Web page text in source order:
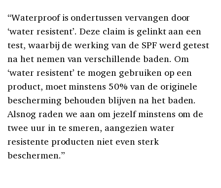
“Waterproof is ondertussen vervangen door
‘water resistent’. Deze claim is gelinkt aan een
test, waarbij de werking van de SPF werd getest
na het nemen van verschillende baden. Om
‘water resistent’ te mogen gebruiken op een
product, moet minstens 50% van de originele
bescherming behouden blijven na het baden.
Alsnog raden we aan om jezelf minstens om de
twee uur in te smeren, aangezien water
resistente producten niet even sterk
beschermen.”